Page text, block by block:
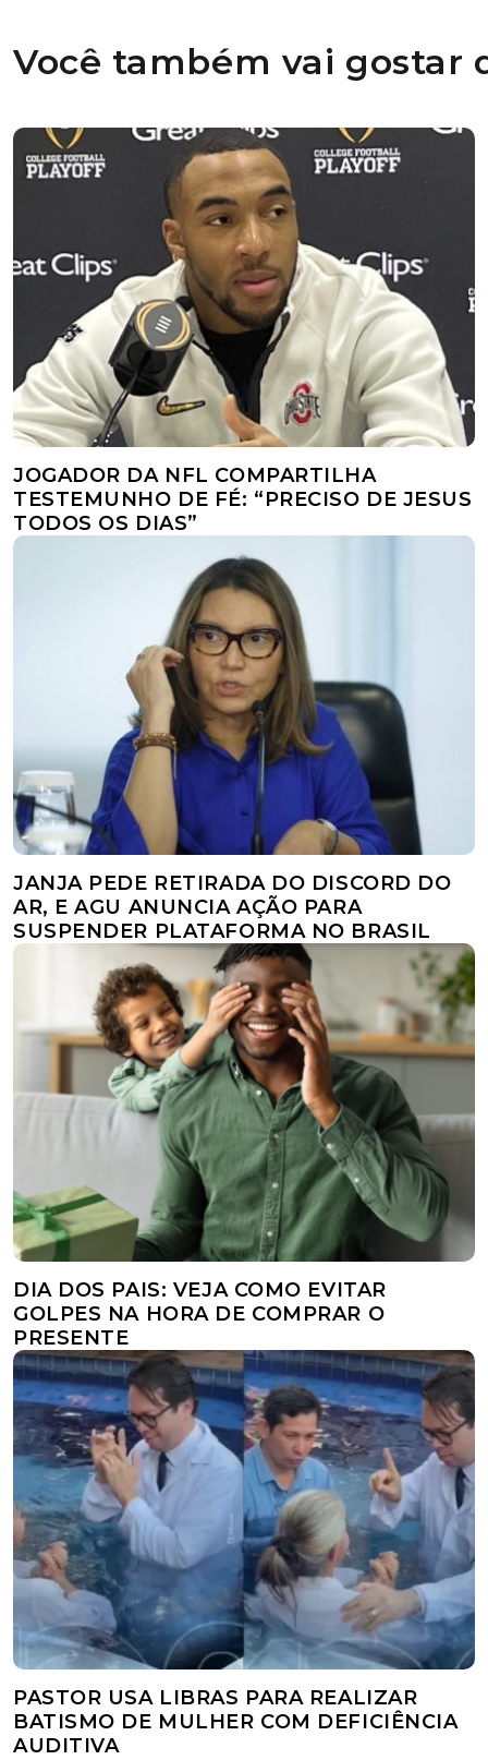
Você também vai gostar
JOGADOR DA NFL COMPARTILHA
TESTEMUNHO DE FÉ: “PRECISO DE JESUS
TODOS OS DIAS”
JANJA PEDE RETIRADA DO DISCORD DO
AR, E AGU ANUNCIA AÇÃO PARA
SUSPENDER PLATAFORMA NO BRASIL
DIA DOS PAIS: VEJA COMO EVITAR
GOLPES NA HORA DE COMPRAR O
PRESENTE
PASTOR USA LIBRAS PARA REALIZAR
BATISMO DE MULHER COM DEFICIÊNCIA
AUDITIVA